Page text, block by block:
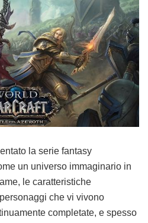
la serie fantasy
un universo immaginario in
le caratteristiche
che vi vivono
completate, e spesso